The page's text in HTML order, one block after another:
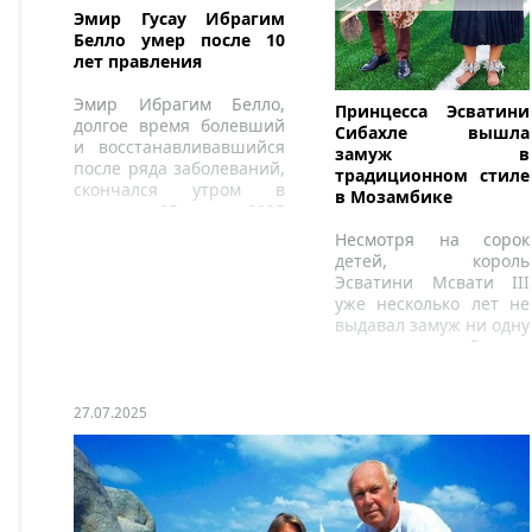
Эмир Гусау Ибрагим
Белло умер после 10
лет правления
Эмир Ибрагим Белло,
долгое время болевший
и восстанавливавшийся
после ряда заболеваний,
скончался утром в
пятницу, 25 июля 2025
Принцесса Эсватини
Сибахле вышла
замуж в
традиционном стиле
в Мозамбике
Несмотря на сорок
детей, король
Эсватини Мсвати III
уже несколько лет не
выдавал замуж ни одну
из своих дочерей.
27.07.2025